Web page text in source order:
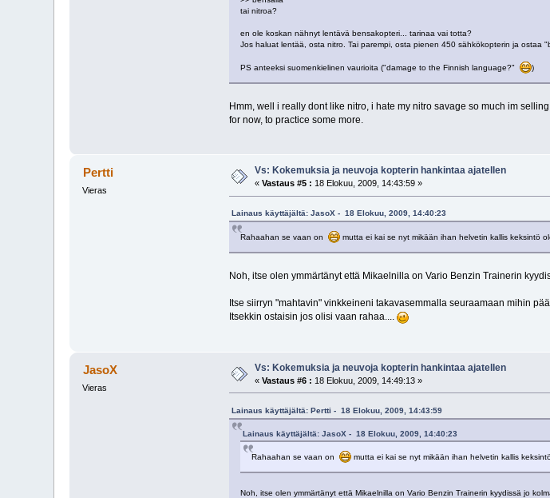
tai nitroa?
en ole koskan nähnyt lentävä bensakopteri... tarinaa vai totta?
Jos haluat lentää, osta nitro. Tai parempi, osta pienen 450 sähkökopterin ja ostaa
PS anteeksi suomenkielinen vaurioita ("damage to the Finnish language?" )
Hmm, well i really dont like nitro, i hate my nitro savage so much im
for now, to practice some more.
Pertti
Vieras
Vs: Kokemuksia ja neuvoja kopterin hankintaa ajatellen
«Vastaus #5 : 18 Elokuu, 2009, 14:43:59 »
Lainaus käyttäjältä: JasoX - 18 Elokuu, 2009, 14:40:23
Rahaahan se vaan on mutta ei kai se nyt mikään ihan helvetin kallis keksintö
Noh, itse olen ymmärtänyt että Mikaelnilla on Vario Benzin Trainerin
Itse siirryn "mahtavin" vinkkeineni takavasemmalla seuraamaan mihin
Itsekkin ostaisin jos olisi vaan rahaa....
JasoX
Vieras
Vs: Kokemuksia ja neuvoja kopterin hankintaa ajatellen
«Vastaus #6 : 18 Elokuu, 2009, 14:49:13 »
Lainaus käyttäjältä: Pertti - 18 Elokuu, 2009, 14:43:59
Lainaus käyttäjältä: JasoX - 18 Elokuu, 2009, 14:40:23
Rahaahan se vaan on mutta ei kai se nyt mikään ihan helvetin kallis
Noh, itse olen ymmärtänyt että Mikaelnilla on Vario Benzin Trainerin kyydissä jo